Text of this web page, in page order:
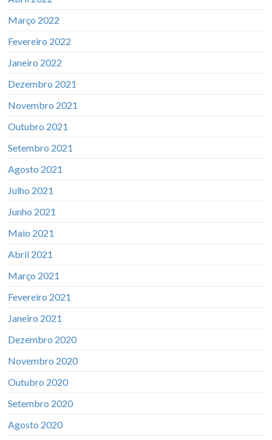
Março 2022
Fevereiro 2022
Janeiro 2022
Dezembro 2021
Novembro 2021
Outubro 2021
Setembro 2021
Agosto 2021
Julho 2021
Junho 2021
Maio 2021
Abril 2021
Março 2021
Fevereiro 2021
Janeiro 2021
Dezembro 2020
Novembro 2020
Outubro 2020
Setembro 2020
Agosto 2020